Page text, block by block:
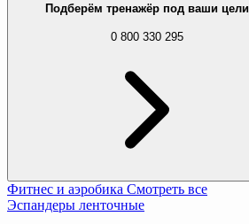
Подберём тренажёр под ваши цели
0 800 330 295
Фитнес и аэробика Смотреть все
Эспандеры ленточные